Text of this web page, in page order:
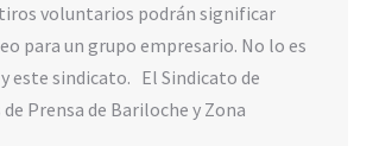
voluntarios podrán significar
para un grupo empresario. No lo es
este sindicato. El Sindicato de
Prensa de Bariloche y Zona